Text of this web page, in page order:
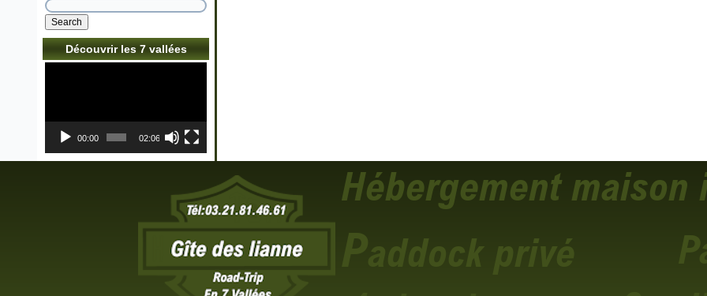
Découvrir les 7 vallées
00:00 02:06